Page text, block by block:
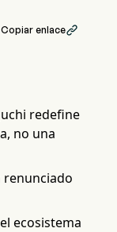
Copiar enlace
redefine
no una
renunciado
ecosistema